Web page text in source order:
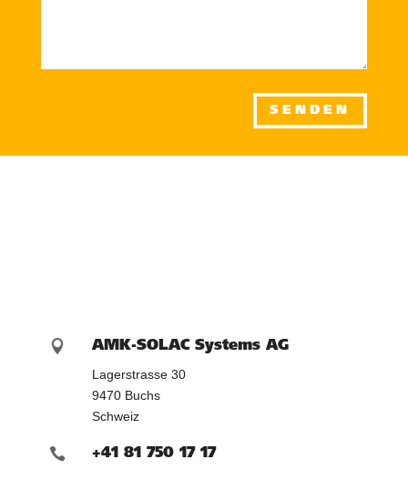
SENDEN

AMK-SOLAC Systems AG
Lagerstrasse 30
9470 Buchs
Schweiz
 +41 81 750 17 17